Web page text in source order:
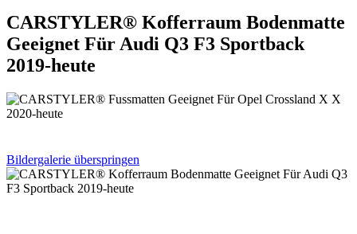
CARSTYLER® Kofferraum Bodenmatte
Geeignet Für Audi Q3 F3 Sportback
2019-heute
Bildergalerie überspringen